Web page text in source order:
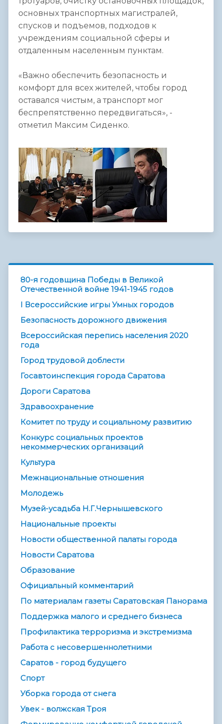
основных транспортных магистралей,
спусков и подъемов, подходов к
учреждениям социальной сферы и
отдаленным населенным пунктам.
«Важно обеспечить безопасность и
комфорт для всех жителей, чтобы город
оставался чистым, а транспорт мог
беспрепятственно передвигаться», -
отметил Максим Сиденко.
80-я годовщина Победы в Великой
Отечественной войне 1941-1945 годов
I Всероссийские игры Умных городов
Безопасность дорожного движения
Всероссийская перепись населения 2020
года
Город трудовой доблести
Госавтоинспекция города Саратова
Дороги Саратова
Здравоохранение
Комитет по труду и социальному развитию
Конкурс социальных проектов
некоммерческих организаций
Культура
Межнациональные отношения
Молодежь
Музей-усадьба Н.Г.Чернышевского
Национальные проекты
Новости общественной палаты города
Новости Саратова
Образование
Официальный комментарий
По материалам газеты Саратовская Панорама
Поддержка малого и среднего бизнеса
Профилактика терроризма и экстремизма
Работа с несовершеннолетними
Саратов - город будущего
Спорт
Уборка города от снега
Увек - волжская Троя